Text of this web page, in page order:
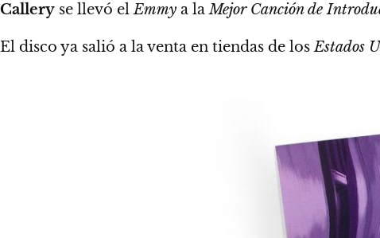
Callery se llevó elEmmy a laMejor Canción de
El disco ya salió a la venta en tiendas de losEstados